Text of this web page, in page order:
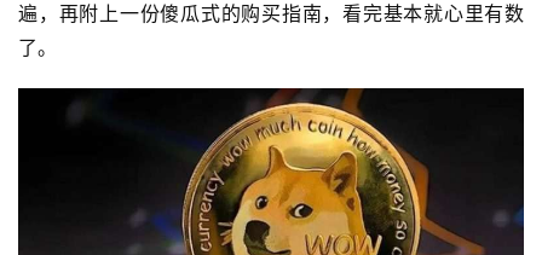
遍，再附上一份傻瓜式的购买指南，看完基本就心里有数
了。